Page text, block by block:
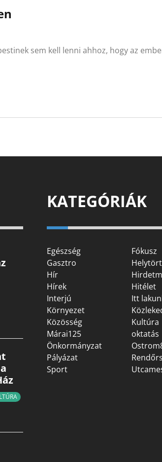
sem kell lenni ahhoz, hogy az
KATEGÓRIÁK
Egészség
Fókusz
Gasztro
Hír
Hírek
Hitélet
Interjú
Itt
Környezet
Közösség
Kultúra
Márai125
oktatás
Önkormányzat
Pályázat
Sport